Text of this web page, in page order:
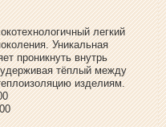
легкий
Уникальная
проникнуть внутрь
тёплый между
изделиям.